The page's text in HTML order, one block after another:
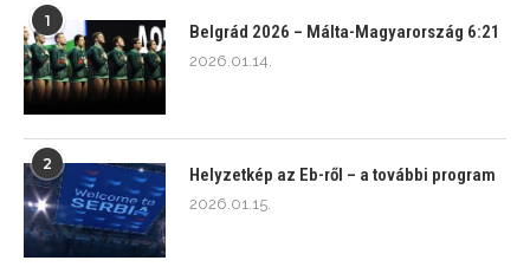
1
Belgrád 2026 – Málta-Magyarország 6:21
2026.01.14.
2
Helyzetkép az Eb-ről – a további program
2026.01.15.